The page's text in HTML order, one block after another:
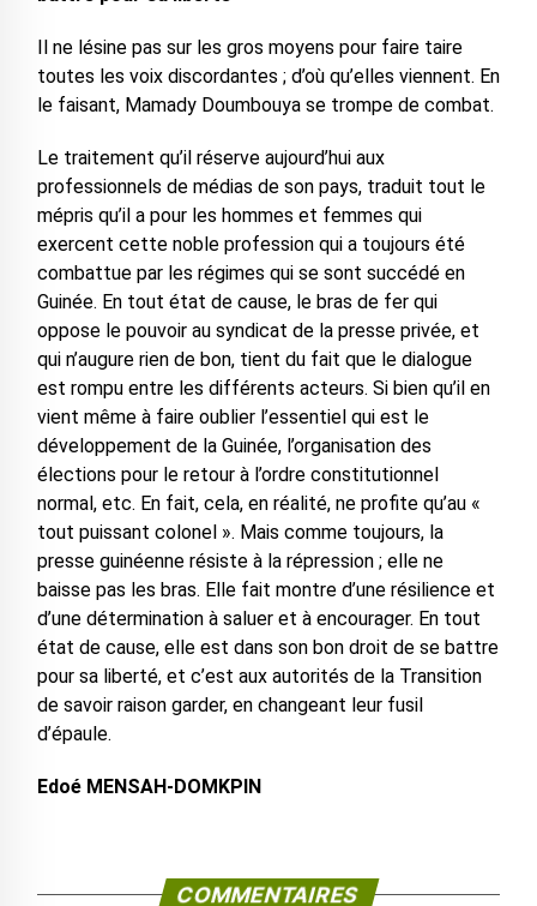
Il ne lésine pas sur les gros moyens pour faire taire
toutes les voix discordantes ; d’où qu’elles viennent. En
le faisant, Mamady Doumbouya se trompe de combat.
Le traitement qu’il réserve aujourd’hui aux
professionnels de médias de son pays, traduit tout le
mépris qu’il a pour les hommes et femmes qui
exercent cette noble profession qui a toujours été
combattue par les régimes qui se sont succédé en
Guinée. En tout état de cause, le bras de fer qui
oppose le pouvoir au syndicat de la presse privée, et
qui n’augure rien de bon, tient du fait que le dialogue
est rompu entre les différents acteurs. Si bien qu’il en
vient même à faire oublier l’essentiel qui est le
développement de la Guinée, l’organisation des
élections pour le retour à l’ordre constitutionnel
normal, etc. En fait, cela, en réalité, ne profite qu’au «
tout puissant colonel ». Mais comme toujours, la
presse guinéenne résiste à la répression ; elle ne
baisse pas les bras. Elle fait montre d’une résilience et
d’une détermination à saluer et à encourager. En tout
état de cause, elle est dans son bon droit de se battre
pour sa liberté, et c’est aux autorités de la Transition
de savoir raison garder, en changeant leur fusil
d’épaule.
Edoé MENSAH-DOMKPIN
COMMENTAIRES